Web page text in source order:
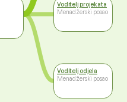
Voditelj projekata
Menadžerski posao
Voditelj odjela
Menadžerski posao